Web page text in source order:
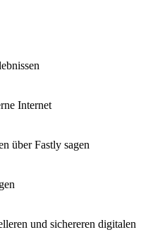
Internet
über Fastly sagen
und sichereren digitalen